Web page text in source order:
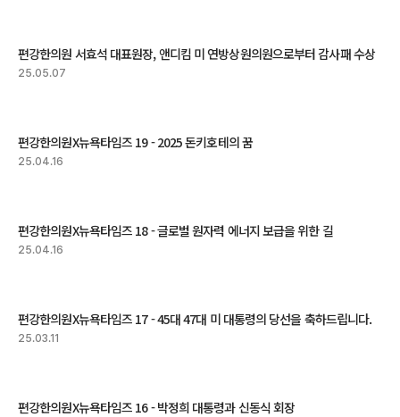
편강한의원 서효석 대표원장, 앤디킴 미 연방상원의원으로부터 감사패 수상
25.05.07
편강한의원X뉴욕타임즈 19 - 2025 돈키호테의 꿈
25.04.16
편강한의원X뉴욕타임즈 18 - 글로벌 원자력 에너지 보급을 위한 길
25.04.16
편강한의원X뉴욕타임즈 17 - 45대 47대 미 대통령의 당선을 축하드립니다.
25.03.11
편강한의원X뉴욕타임즈 16 - 박정희 대통령과 신동식 회장